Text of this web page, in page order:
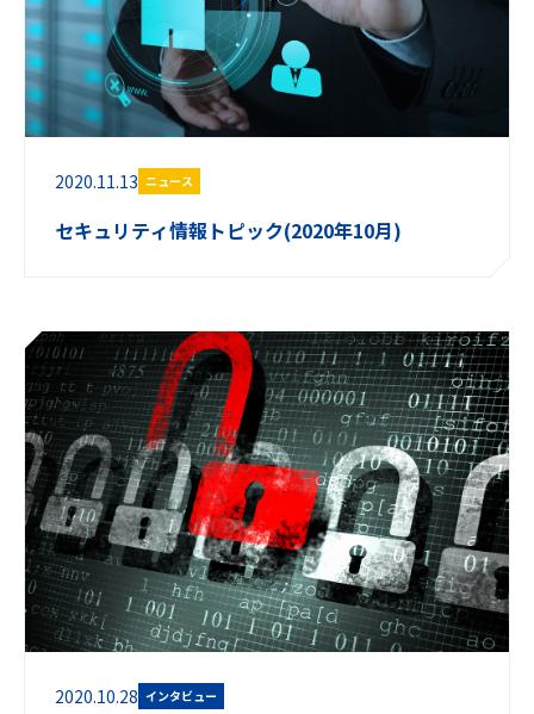
2020.11.13 ニュース
セキュリティ情報トピック(2020年10月)
2020.10.28 インタビュー